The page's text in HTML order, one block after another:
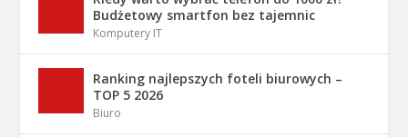
Budżetowy smartfon bez tajemnic
Komputery IT
Ranking najlepszych foteli biurowych –
TOP 5 2026
Biuro